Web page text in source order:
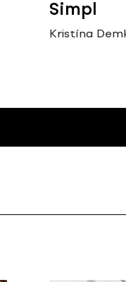
Simpl
Kristína